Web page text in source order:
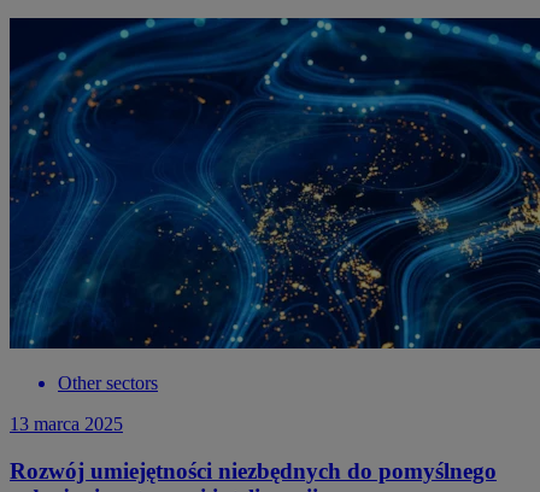
Other sectors
13 marca 2025
Rozwój umiejętności niezbędnych do pomyślnego